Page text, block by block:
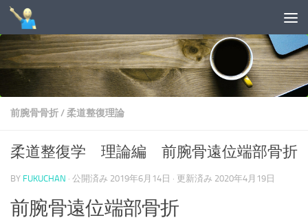
コンテンツへスキップ
前腕骨骨折/柔道整復理論
柔道整復学 理論編 前腕骨遠位端部骨折
BY FUKUCHAN · 公開済み 2019年6月14日 · 更新済み 2020年4月19日
前腕骨遠位端部骨折